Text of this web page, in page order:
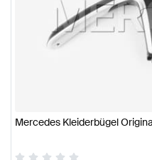
Mercedes Kleiderbügel